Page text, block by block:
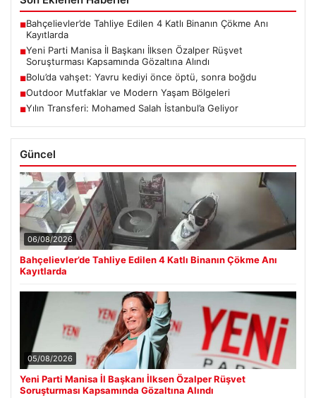
■Bahçelievler’de Tahliye Edilen 4 Katlı Binanın Çökme Anı
Kayıtlarda
■Yeni Parti Manisa İl Başkanı İlksen Özalper Rüşvet
Soruşturması Kapsamında Gözaltına Alındı
■Bolu’da vahşet: Yavru kediyi önce öptü, sonra boğdu
■Outdoor Mutfaklar ve Modern Yaşam Bölgeleri
■Yılın Transferi: Mohamed Salah İstanbul’a Geliyor
Güncel
06/08/2026
Bahçelievler’de Tahliye Edilen 4 Katlı Binanın Çökme Anı
Kayıtlarda
05/08/2026
Yeni Parti Manisa İl Başkanı İlksen Özalper Rüşvet
Soruşturması Kapsamında Gözaltına Alındı